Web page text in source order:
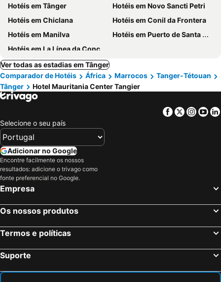
Hotéis em Tânger
Hotéis em Novo Sancti Petri
Hotéis em Chiclana
Hotéis em Conil da Frontera
Hotéis em Manilva
Hotéis em Puerto de Santa María
Hotéis em La Línea da Concepción
Ver todas as estadias em Tânger
Comparador de Hotéis
África Marrocos
Tanger-Tétouan
Tânger
Hotel Mauritania Center Tangier
Facebook
Twitter
Selecione o seu país
Adicionar no Google
Encontre facilmente os nossos
resultados: adicione o trivago como
fonte preferencial no Google.
Empresa
Os nossos produtos
Termos e políticas
Suporte